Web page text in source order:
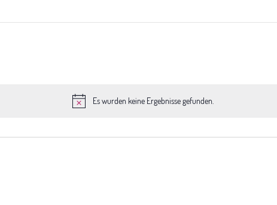
Hinweis
Es wurden keine Ergebnisse gefunden.